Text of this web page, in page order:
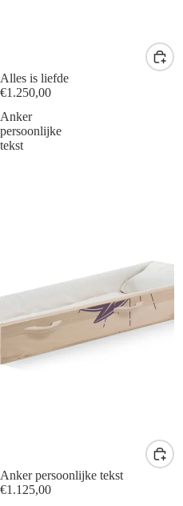
Alles is liefde
€1.250,00
Anker
persoonlijke
tekst
Anker persoonlijke tekst
€1.125,00